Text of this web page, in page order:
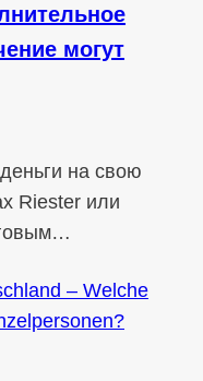
могут
на свою
Riester или